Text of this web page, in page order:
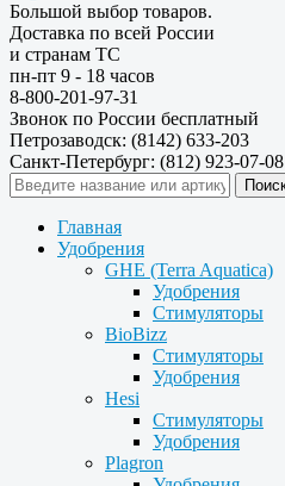
Большой выбор товаров.
Доставка по всей России
и странам ТС
пн-пт 9 - 18 часов
8-800-201-97-31
Звонок по России бесплатный
Петрозаводск: (8142) 633-203
Санкт-Петербург: (812) 923-07-08
Главная
Удобрения
GHE (Terra Aquatica)
Удобрения
Стимуляторы
BioBizz
Стимуляторы
Удобрения
Hesi
Стимуляторы
Удобрения
Plagron